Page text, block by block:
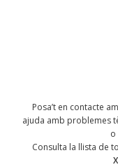
Posa’t en contacte
ajuda amb problemes
o
Consulta la llista de